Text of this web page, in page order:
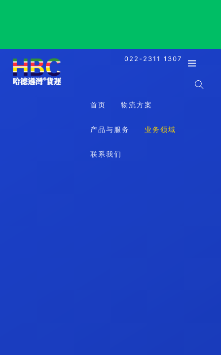
022-2311 1307
首页 物流方案
产品与服务 业务领域
联系我们